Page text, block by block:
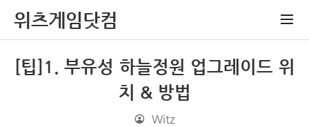
위츠게임닷컴
[팁]1. 부유성 하늘정원 업그레이드 위
치 & 방법
Witz